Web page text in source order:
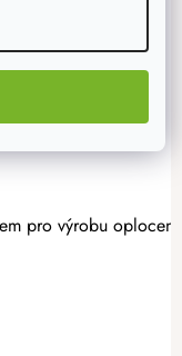
pro výrobu